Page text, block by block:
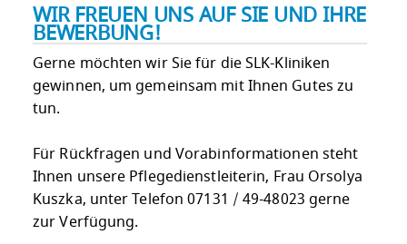
WIR FREUEN UNS AUF SIE UND IHRE
BEWERBUNG!
Gerne möchten wir Sie für die SLK-Kliniken
gewinnen, um gemeinsam mit Ihnen Gutes zu
tun.
Für Rückfragen und Vorabinformationen steht
Ihnen unsere Pflegedienstleiterin, Frau Orsolya
Kuszka, unter Telefon 07131 / 49-48023 gerne
zur Verfügung.